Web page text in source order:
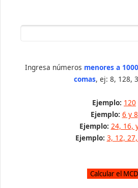
Ingresa números menores a
comas, ej: 8, 128,
Ejemplo: 120
Ejemplo: 6 y 8
Ejemplo: 24, 16,
Ejemplo: 3, 12,